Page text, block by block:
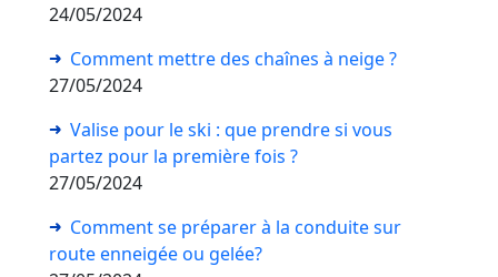
24/05/2024
Comment mettre des chaînes à neige ?
27/05/2024
Valise pour le ski : que prendre si vous
partez pour la première fois ?
27/05/2024
Comment se préparer à la conduite sur
route enneigée ou gelée?